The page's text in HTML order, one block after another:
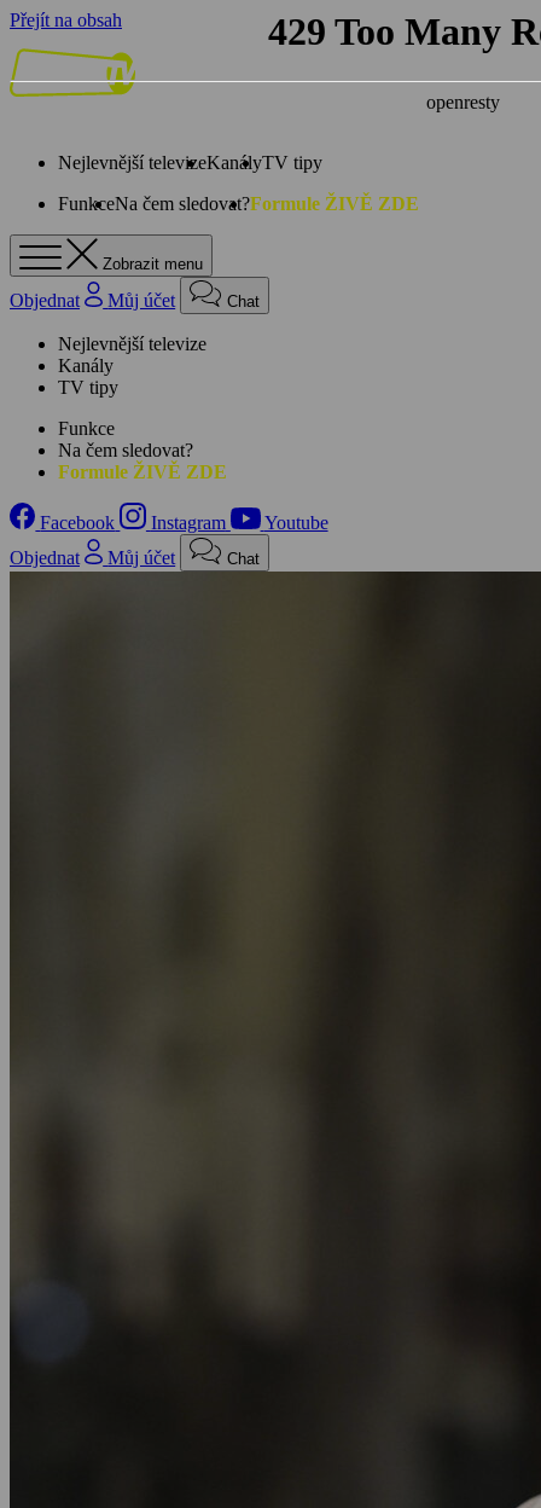
Přejít na obsah
Nejlevnější televizeKanályTV tipy
FunkceNa čem sledovat?Formule ŽIVĚ ZDE
Zobrazit menu
Objednat Můj účet Chat
Nejlevnější televize
Kanály
TV tipy
Funkce
Na čem sledovat?
Formule ŽIVĚ ZDE
Facebook Instagram
Youtube
Objednat
Můj účet Chat